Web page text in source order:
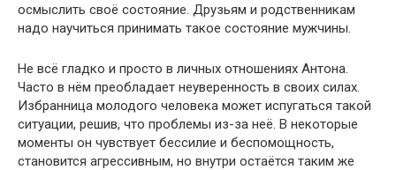
осмыслить своё состояние. Друзьям и родственникам
надо научиться принимать такое состояние мужчины.
Не всё гладко и просто в личных отношениях Антона.
Часто в нём преобладает неуверенность в своих силах.
Избранница молодого человека может испугаться такой
ситуации, решив, что проблемы из-за неё. В некоторые
моменты он чувствует бессилие и беспомощность,
становится агрессивным, но внутри остаётся таким же